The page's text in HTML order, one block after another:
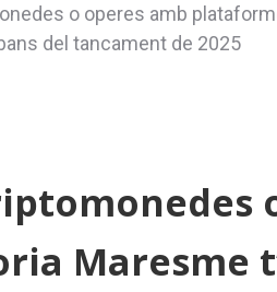
o operes amb
del tancament de 2025
Maresme